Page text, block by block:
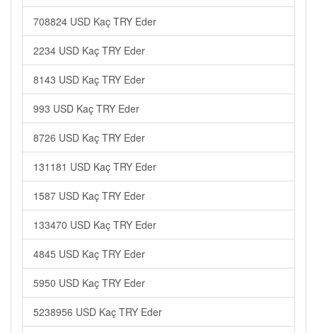
708824 USD Kaç TRY Eder
2234 USD Kaç TRY Eder
8143 USD Kaç TRY Eder
993 USD Kaç TRY Eder
8726 USD Kaç TRY Eder
131181 USD Kaç TRY Eder
1587 USD Kaç TRY Eder
133470 USD Kaç TRY Eder
4845 USD Kaç TRY Eder
5950 USD Kaç TRY Eder
5238956 USD Kaç TRY Eder